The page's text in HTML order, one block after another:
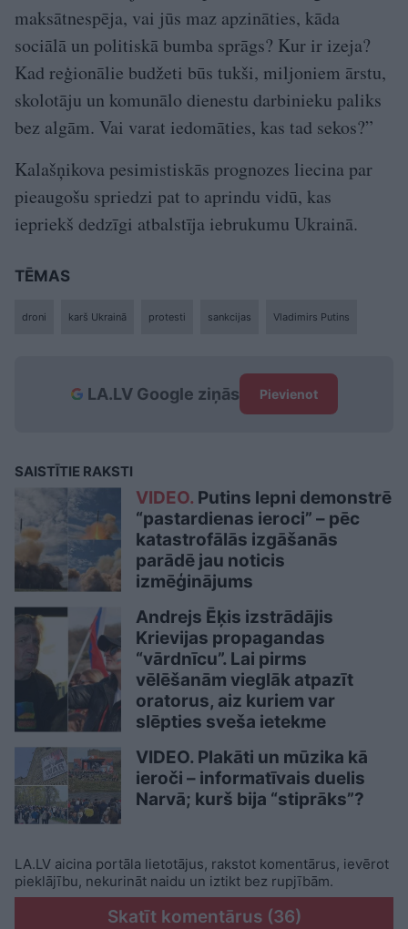
maksātnespēja, vai jūs maz apzināties, kāda
sociālā un politiskā bumba sprāgs? Kur ir izeja?
Kad reģionālie budžeti būs tukši, miljoniem ārstu,
skolotāju un komunālo dienestu darbinieku paliks
bez algām. Vai varat iedomāties, kas tad sekos?”
Kalašņikova pesimistiskās prognozes liecina par
pieaugošu spriedzi pat to aprindu vidū, kas
iepriekš dedzīgi atbalstīja iebrukumu Ukrainā.
TĒMAS
droni karš Ukrainā protesti sankcijas Vladimirs Putins
LA.LV Google ziņās Pievienot
SAISTĪTIE RAKSTI
VIDEO. Putins lepni demonstrē
“pastardienas ieroci” – pēc
katastrofālās izgāšanās
parādē jau noticis
izmēģinājums
Andrejs Ēķis izstrādājis
Krievijas propagandas
“vārdnīcu”. Lai pirms
vēlēšanām vieglāk atpazīt
oratorus, aiz kuriem var
slēpties sveša ietekme
VIDEO. Plakāti un mūzika kā
ieroči – informatīvais duelis
Narvā; kurš bija “stiprāks”?
LA.LV aicina portāla lietotājus, rakstot komentārus, ievērot
pieklājību, nekurināt naidu un iztikt bez rupjībām.
Skatīt komentārus (36)